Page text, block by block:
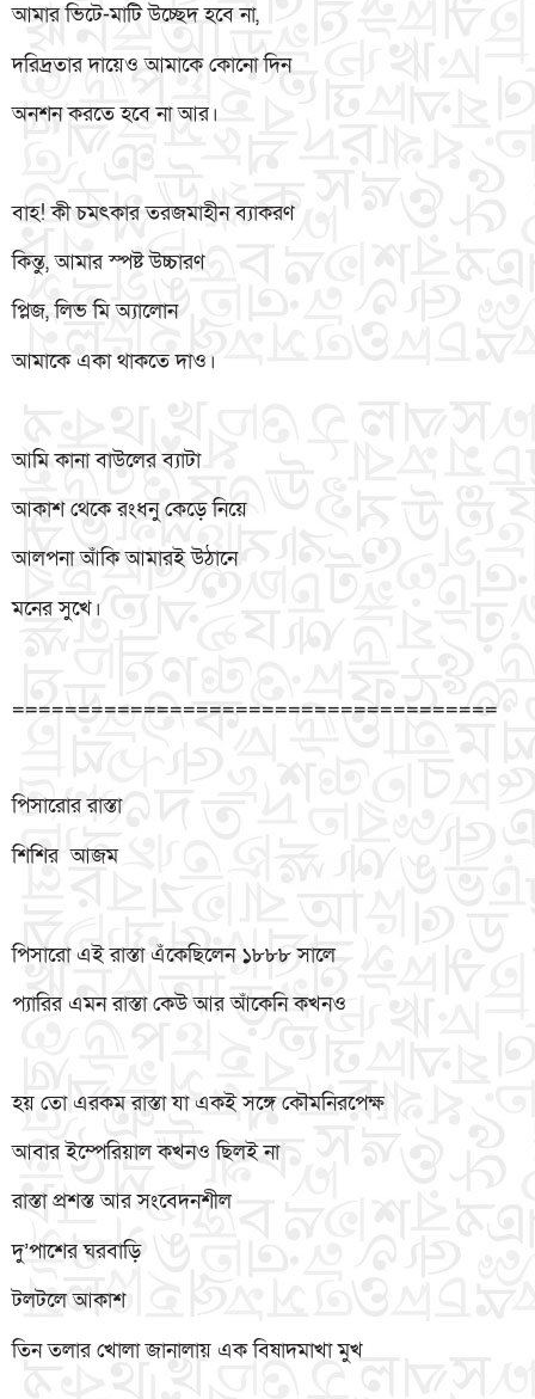
আমার ভিটে-মাটি উচ্ছেদ হবে না,
দরিদ্রতার দায়েও আমাকে কোনো দিন
অনশন করতে হবে না আর।
বাহ! কী চমৎকার তরজমাহীন ব্যাকরণ
কিন্তু, আমার স্পষ্ট উচ্চারণ
প্লিজ, লিভ মি অ্যালোন
আমাকে একা থাকতে দাও।
আমি কানা বাউলের ব্যাটা
আকাশ থেকে রংধনু কেড়ে নিয়ে
আলপনা আঁকি আমারই উঠানে
মনের সুখে।
=====================================
পিসারোর রাস্তা
শিশির আজম
পিসারো এই রাস্তা এঁকেছিলেন ১৮৮৮ সালে
প্যারির এমন রাস্তা কেউ আর আঁকেনি কখনও
হয় তো এরকম রাস্তা যা একই সঙ্গে কৌমনিরপেক্ষ
আবার ইম্পেরিয়াল কখনও ছিলই না
রাস্তা প্রশস্ত আর সংবেদনশীল
দু’পাশের ঘরবাড়ি
টলটলে আকাশ
তিন তলার খোলা জানালায় এক বিষাদমাখা মুখ